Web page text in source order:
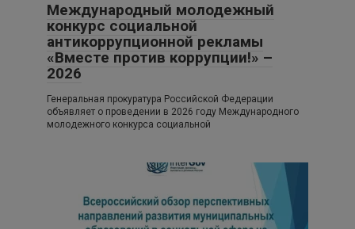
Международный молодежный
конкурс социальной
антикоррупционной рекламы
«Вместе против коррупции!» –
2026
Генеральная прокуратура Российской Федерации
объявляет о проведении в 2026 году Международного
молодежного конкурса социальной